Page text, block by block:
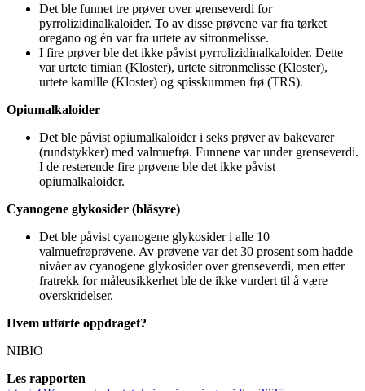
Det ble funnet tre prøver over grenseverdi for
pyrrolizidinalkaloider. To av disse prøvene var fra tørket
oregano og én var fra urtete av sitronmelisse.
I fire prøver ble det ikke påvist pyrrolizidinalkaloider. Dette
var urtete timian (Kloster), urtete sitronmelisse (Kloster),
urtete kamille (Kloster) og spisskummen frø (TRS).
Opiumalkaloider
Det ble påvist opiumalkaloider i seks prøver av bakevarer
(rundstykker) med valmuefrø. Funnene var under grenseverdi.
I de resterende fire prøvene ble det ikke påvist
opiumalkaloider.
Cyanogene glykosider (blåsyre)
Det ble påvist cyanogene glykosider i alle 10
valmuefrøprøvene. Av prøvene var det 30 prosent som hadde
nivåer av cyanogene glykosider over grenseverdi, men etter
fratrekk for måleusikkerhet ble de ikke vurdert til å være
overskridelser.
Hvem utførte oppdraget?
NIBIO
Les rapporten